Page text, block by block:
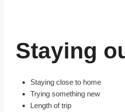
Staying
Staying close to home
Trying something new
Length of trip